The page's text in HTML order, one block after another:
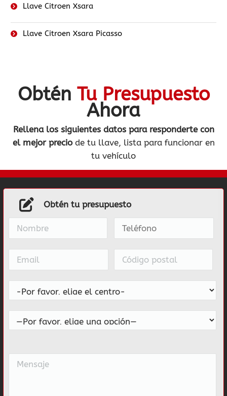
Llave Citroen Xsara
Llave Citroen Xsara Picasso
Obtén Tu Presupuesto
Ahora
Rellena los siguientes datos para responderte con
el mejor preciode tu llave, lista para funcionar en
tu vehículo
Obtén tu presupuesto